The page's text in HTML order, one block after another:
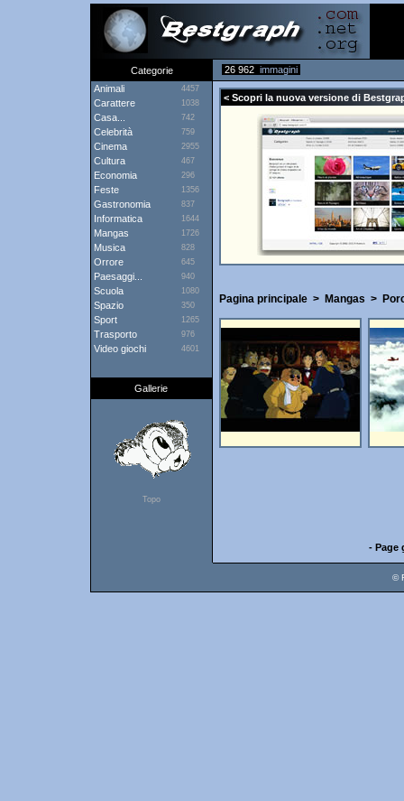
Categorie 26 962 immagini
Animali
4457
Carattere 1038
Casa... 742
Celebrità 759
Cinema 2955
Cultura 467
Economia 296
Feste 1356
Gastronomia 837
Informatica 1644
Mangas 1726
Musica 828
Orrore 645
Paesaggi... 940
Scuola 1080
Spazio 350
Sport 1265
Trasporto 976
Video giochi 4601
Gallerie
Topo
< Scopri la nuova versione di
Pagina principale> Mangas >
- Page
©